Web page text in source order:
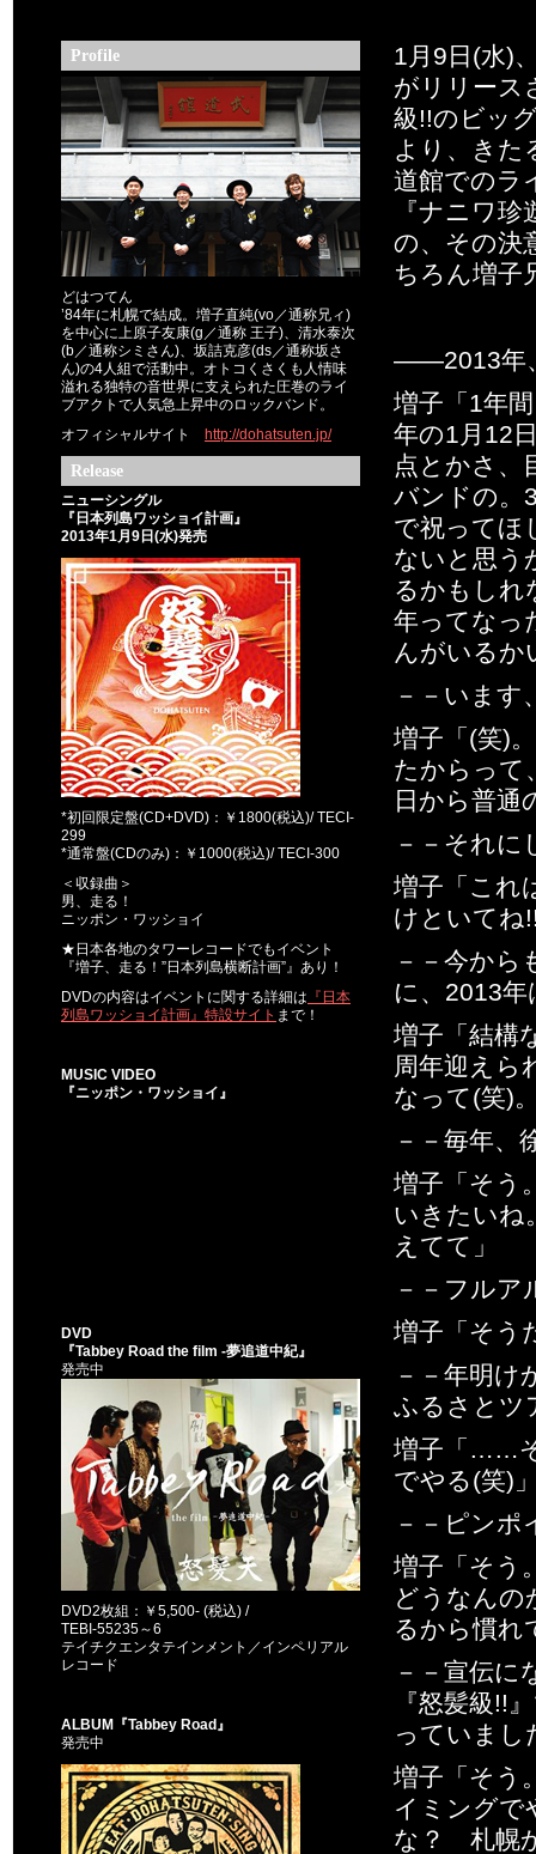
Profile
どはつてん
’84年に札幌で結成。増子直純(vo／通称兄ィ)
を中心に上原子友康(g／通称 王子)、清水泰次
(b／通称シミさん)、坂詰克彦(ds／通称坂さ
ん)の4人組で活動中。オトコくさくも人情味
溢れる独特の音世界に支えられた圧巻のライ
ブアクトで人気急上昇中のロックバンド。
オフィシャルサイト http://dohatsuten.jp/
Release
ニューシングル
『日本列島ワッショイ計画』
2013年1月9日(水)発売
*初回限定盤(CD+DVD)：￥1800(税込)/ TECI-
299
*通常盤(CDのみ)：￥1000(税込)/ TECI-300
＜収録曲＞
男、走る！
ニッポン・ワッショイ
★日本各地のタワーレコードでもイベント
『増子、走る！”日本列島横断計画”』あり！
DVDの内容はイベントに関する詳細は 『日本
列島ワッショイ計画』特設サイト まで！
MUSIC VIDEO
『ニッポン・ワッショイ』
DVD
『Tabbey Road the film -夢追道中紀』
発売中
DVD2枚組：￥5,500- (税込) /
TEBI-55235～6
テイチクエンタテインメント／インペリアル
レコード
ALBUM『Tabbey Road』
発売中
1月9日(水)
がリリース
級!!のビッ
より、きた
道館でのラ
『ナニワ
の、その決
ちろん増子
――2013年
増子「1年
年の1月12
点とかさ、
バンドの。
で祝ってほ
ないと思う
るかもしれ
年ってなっ
んがいる
－－います
増子「(笑)
たからって
日から普通
－－それ
増子「これ
けといてね
－－今から
に、2013
増子「結構
周年迎えら
なって(笑)
－－毎年、
増子「そう
いきたいね
えてて」
－－フルア
増子「そう
－－年明
ふるさとツ
増子「……
でやる(笑)
－－ピンポ
増子「そう
どうなんの
るから慣れ
－－宣伝
『怒髪級!!
っていまし
増子「そう
イミングで
な？ 札幌